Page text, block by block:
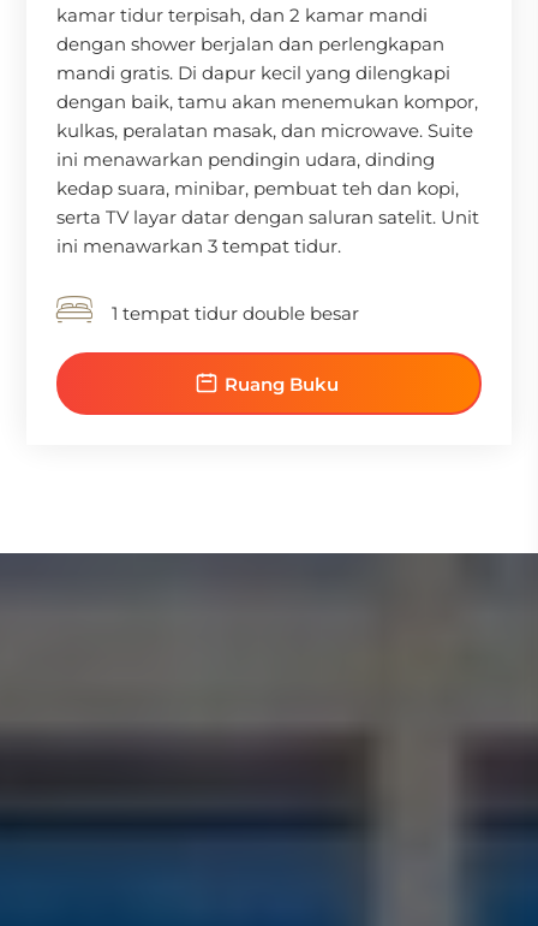
kamar tidur terpisah, dan 2 kamar mandi
dengan shower berjalan dan perlengkapan
mandi gratis. Di dapur kecil yang dilengkapi
dengan baik, tamu akan menemukan kompor,
kulkas, peralatan masak, dan microwave. Suite
ini menawarkan pendingin udara, dinding
kedap suara, minibar, pembuat teh dan kopi,
serta TV layar datar dengan saluran satelit. Unit
ini menawarkan 3 tempat tidur.
1 tempat tidur double besar
Ruang Buku